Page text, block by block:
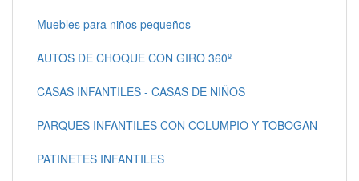
Muebles para niños pequeños
AUTOS DE CHOQUE CON GIRO 360º
CASAS INFANTILES - CASAS DE NIÑOS
PARQUES INFANTILES CON COLUMPIO Y TOBOGAN
PATINETES INFANTILES